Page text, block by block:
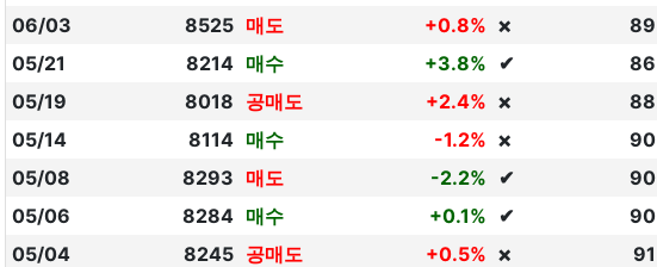
06/03
8525 매도 +0.8% ❌
89
05/21
8214 매수 +3.8% ✔
86
05/19
8018 공매도 +2.4% ❌
88
05/14
8114 매수 -1.2% ❌
90
05/08
8293 매도 -2.2% ✔
90
05/06
8284 매수 +0.1% ✔
90
05/04
8245 공매도 +0.5% ❌
91